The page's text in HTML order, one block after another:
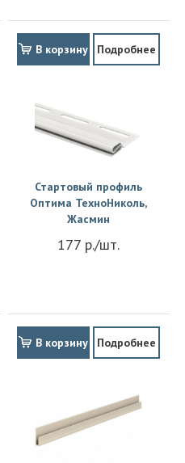
В корзину Подробнее
Стартовый профиль
Оптима ТехноНиколь,
Жасмин
177 р./шт.
В корзину Подробнее